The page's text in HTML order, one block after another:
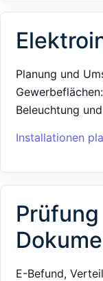
Planung und
Beleuchtung
Installationen
E-Befund,